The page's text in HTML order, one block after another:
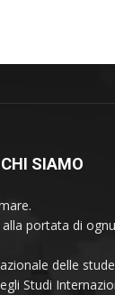
CHI SIAMO
portata di
delle
Studi